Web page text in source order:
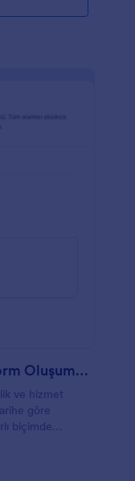
İçerik Analizi Ve Yeniden Form Oluşumu Süreci
ve hizmet
göre
biçimde